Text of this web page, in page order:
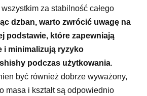
za stabilność całego
dzban, warto zwrócić uwagę na
podstawie, które zapewniają
i minimalizują ryzyko
podczas użytkowania.
być również dobrze wyważony,
masa i kształt są odpowiednio